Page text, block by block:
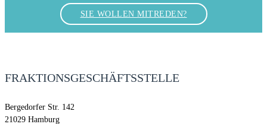
SIE WOLLEN MITREDEN?
FRAKTIONSGESCHÄFTSSTELLE
Bergedorfer Str. 142
21029 Hamburg